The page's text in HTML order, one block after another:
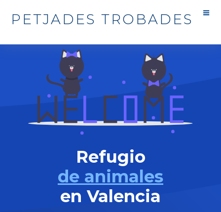
PETJADES TROBADES
Refugio
de animales
en Valencia